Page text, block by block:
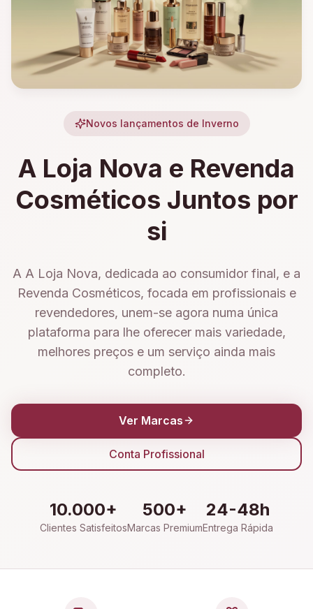
Novos lançamentos de Inverno
A Loja Nova e Revenda
Cosméticos Juntos por
si
A A Loja Nova, dedicada ao consumidor final, e a
Revenda Cosméticos, focada em profissionais e
revendedores, unem-se agora numa única
plataforma para lhe oferecer mais variedade,
melhores preços e um serviço ainda mais
completo.
Ver Marcas
Conta Profissional
10.000+
Clientes Satisfeitos
500+
Marcas Premium
24-48h
Entrega Rápida